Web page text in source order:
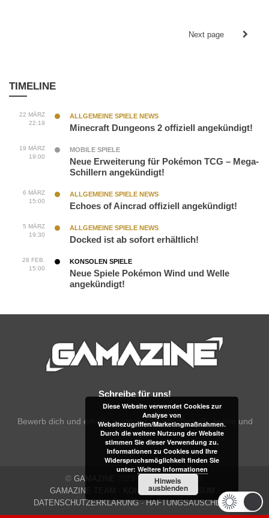
Next page
TIMELINE
22 MÄRZ
22:19
ALLGEMEINE SPIELE NEWS
Minecraft Dungeons 2 offiziell angekündigt!
19 MÄRZ
19:00
MOBILE SPIELE
Neue Erweiterung für Pokémon TCG – Mega-
Schillern angekündigt!
6 MÄRZ
15:00
ALLGEMEINE SPIELE NEWS
Echoes of Aincrad offiziell angekündigt!
5 MÄRZ
19:30
ALLGEMEINE SPIELE NEWS
Docked ist ab sofort erhältlich!
28 FEB.
15:00
KONSOLEN SPIELE
Neue Spiele Pokémon Wind und Welle
angekündigt!
Schreibe für uns!
Bewerb dich und erhalte kostenlos Spiele, Technik, Anime und
Manga!
© GAMAZINE
2023. All rights reserved.
GAMAZINE TEAM
KONTAKT-IMPRESSUM
DATENSCHUTZERKLÄRUNG-HAFTUNGSAUSCHLUSS
Diese Website verwendet Cookies zur
Analyse von
Websitezugriffen/Marketingmaßnahmen.
Durch die weitere Nutzung der Website
stimmen Sie dieser Verwendung zu.
Informationen zu Cookies und Ihre
Widerspruchsmöglichkeit finden Sie
unter: Weitere Informationen
Hinweis
ausblenden